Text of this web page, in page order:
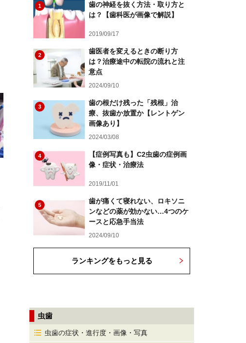
1
歯の神経を抜く方法・取り方と
は？【歯科医が画像で解説】
2019/09/17
2
歯医者を変えるときの断り方
は？治療途中の転院の流れと注
意点
2024/09/10
3
歯の根だけ残った「残根」治
療、抜歯か放置か【レントゲン
画像あり】
2024/03/08
4
【症例写真も】C2虫歯の症例画
像・症状・治療法
2019/11/01
5
歯が痛くて寝れない、ロキソニ
ンなどの薬が効かない…4つのケ
ースと応急手当法
2024/09/10
ランキングをもっと見る
虫歯
虫歯の症状・進行度・画像・写真